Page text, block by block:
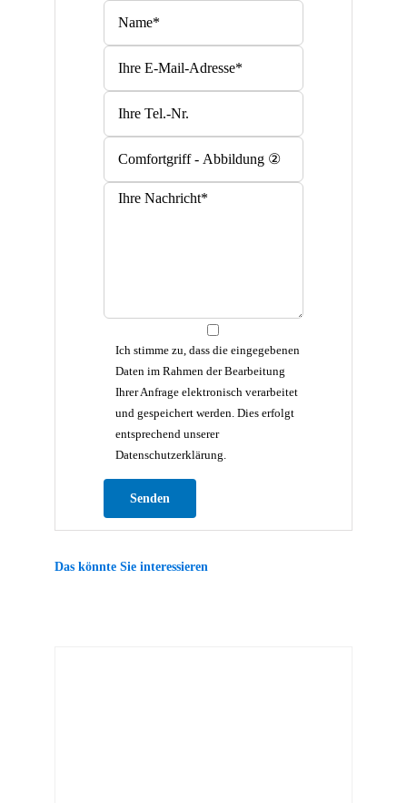
Ich stimme zu, dass die eingegebenen
Daten im Rahmen der Bearbeitung
Ihrer Anfrage elektronisch verarbeitet
und gespeichert werden. Dies erfolgt
entsprechend unserer
Datenschutzerklärung.
Das könnte Sie interessieren